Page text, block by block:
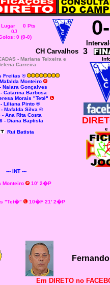
Lugar 0 Pts
0J
0 (0-0)
CH Carvalhos
3
- Mariana Teixeira e
Carreira
Freitas ®
Monteiro
Naiara Gonçalves
Catarina Barbosa
Morais "Teté"
Liliana Pinto ®
- Mafalda Silva ©
- Ana Rita Costa
- Diana Baptista
Rui Batista
--- INT ---
Monteiro 10' 2�P
"Tet�" 10�F 21' 2�P
e
Em DIRETO no